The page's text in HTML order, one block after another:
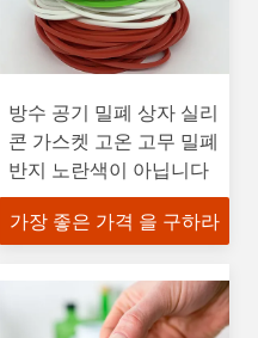
방수 공기 밀폐 상자 실리
콘 가스켓 고온 고무 밀폐
반지 노란색이 아닙니다
가장 좋은 가격 을 구하라